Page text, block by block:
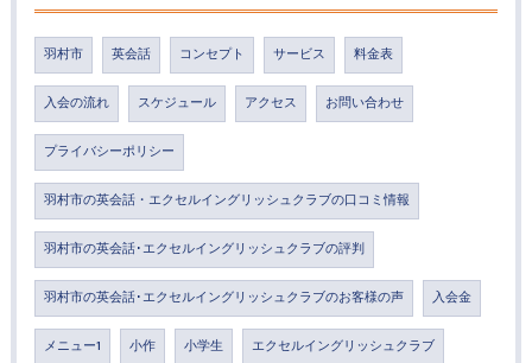
羽村市 英会話 コンセプト サービス 料金表
入会の流れ スケジュール アクセス お問い合わせ
プライバシーポリシー
羽村市の英会話・エクセルイングリッシュクラブの口コミ情報
羽村市の英会話･エクセルイングリッシュクラブの評判
羽村市の英会話･エクセルイングリッシュクラブのお客様の声 入会金
メニュー1 小作 小学生 エクセルイングリッシュクラブ